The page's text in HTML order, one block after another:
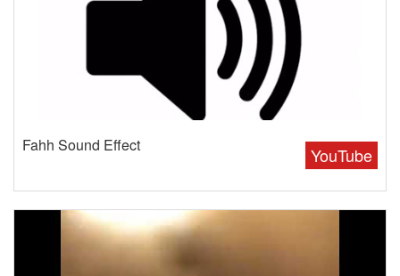
YouTube
Fahh Sound Effect